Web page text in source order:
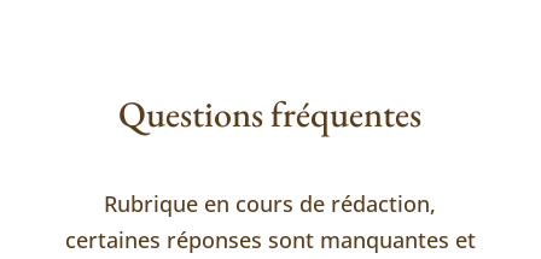
Questions fréquentes
Rubrique en cours de rédaction,
certaines réponses sont manquantes et